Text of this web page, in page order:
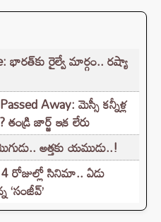
భారత్‌కు రైల్వే మార్గం.. రష్యా
Away: మెస్సీ కన్నీళ్ల
జార్జ్ ఇక లేరు
అత్తకు యముడు..!
4 రోజుల్లో సినిమా.. ఏడు
‘సంజీవ్’